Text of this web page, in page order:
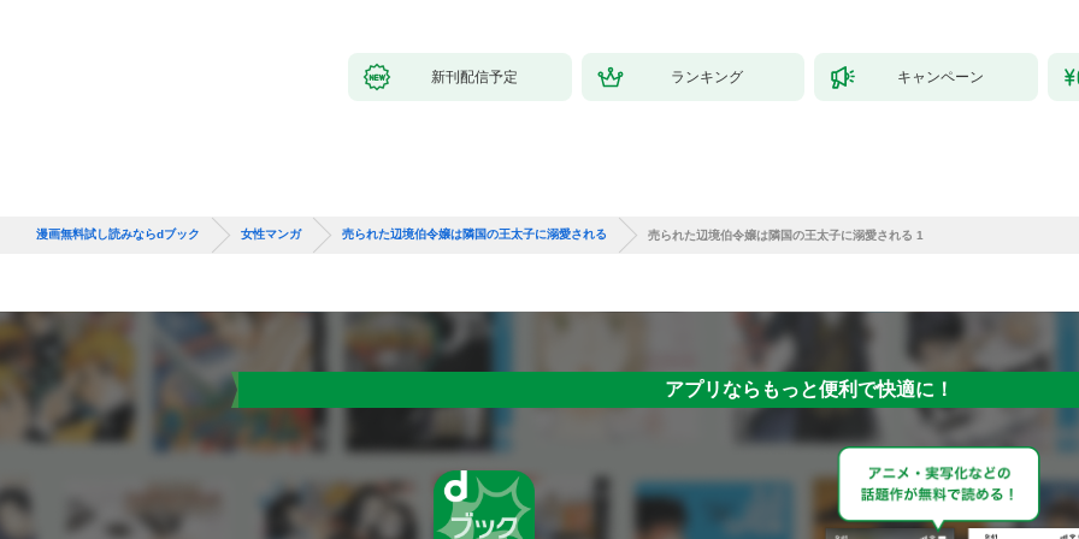
新刊配信予定 ランキング キャンペーン
漫画無料試し読みならdブック 女性マンガ 売られた辺境伯令嬢は隣国の王太子に溺愛される 売られた辺境伯令嬢は隣国の王太子に溺愛される 1
アプリならもっと便利で快適に！